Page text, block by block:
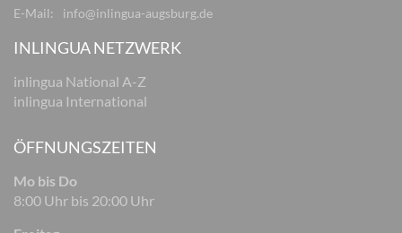
E-Mail:
info@inlingua-augsburg.de
INLINGUA NETZWERK
inlingua National A-Z
inlingua International
ÖFFNUNGSZEITEN
Mo bis Do
8:00 Uhr bis 20:00 Uhr